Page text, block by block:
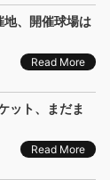
地、開催球場は
Read More
ット、まだま
Read More